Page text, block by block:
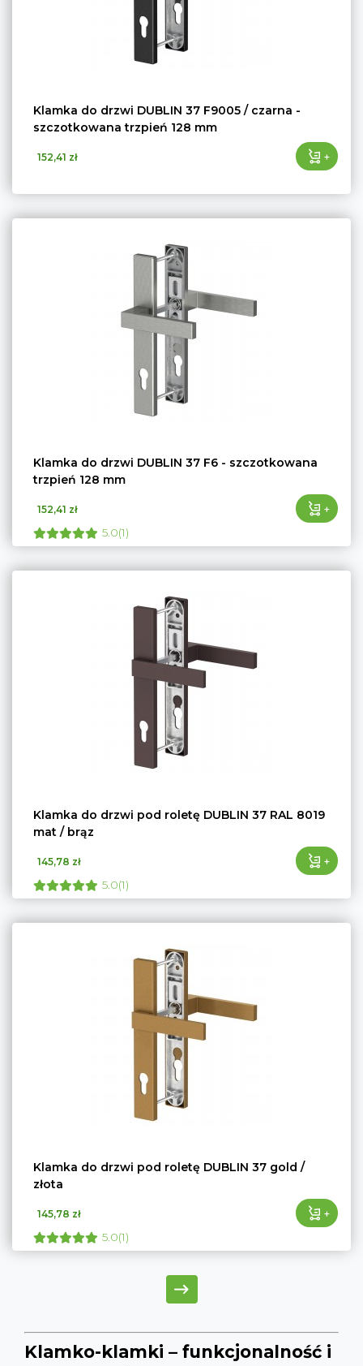
Klamka do drzwi DUBLIN 37 F9005 / czarna -
szczotkowana trzpień 128 mm
152,41 zł +
Klamka do drzwi DUBLIN 37 F6 - szczotkowana
trzpień 128 mm
152,41 zł +
5.0(1)
Klamka do drzwi pod roletę DUBLIN 37 RAL 8019
mat / brąz
145,78 zł +
5.0(1)
Klamka do drzwi pod roletę DUBLIN 37 gold /
złota
145,78 zł +
5.0(1)
Klamko-klamki – funkcjonalność i